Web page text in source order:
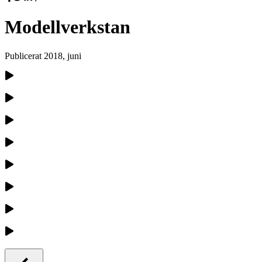
Modellverkstan
Publicerat 2018, juni